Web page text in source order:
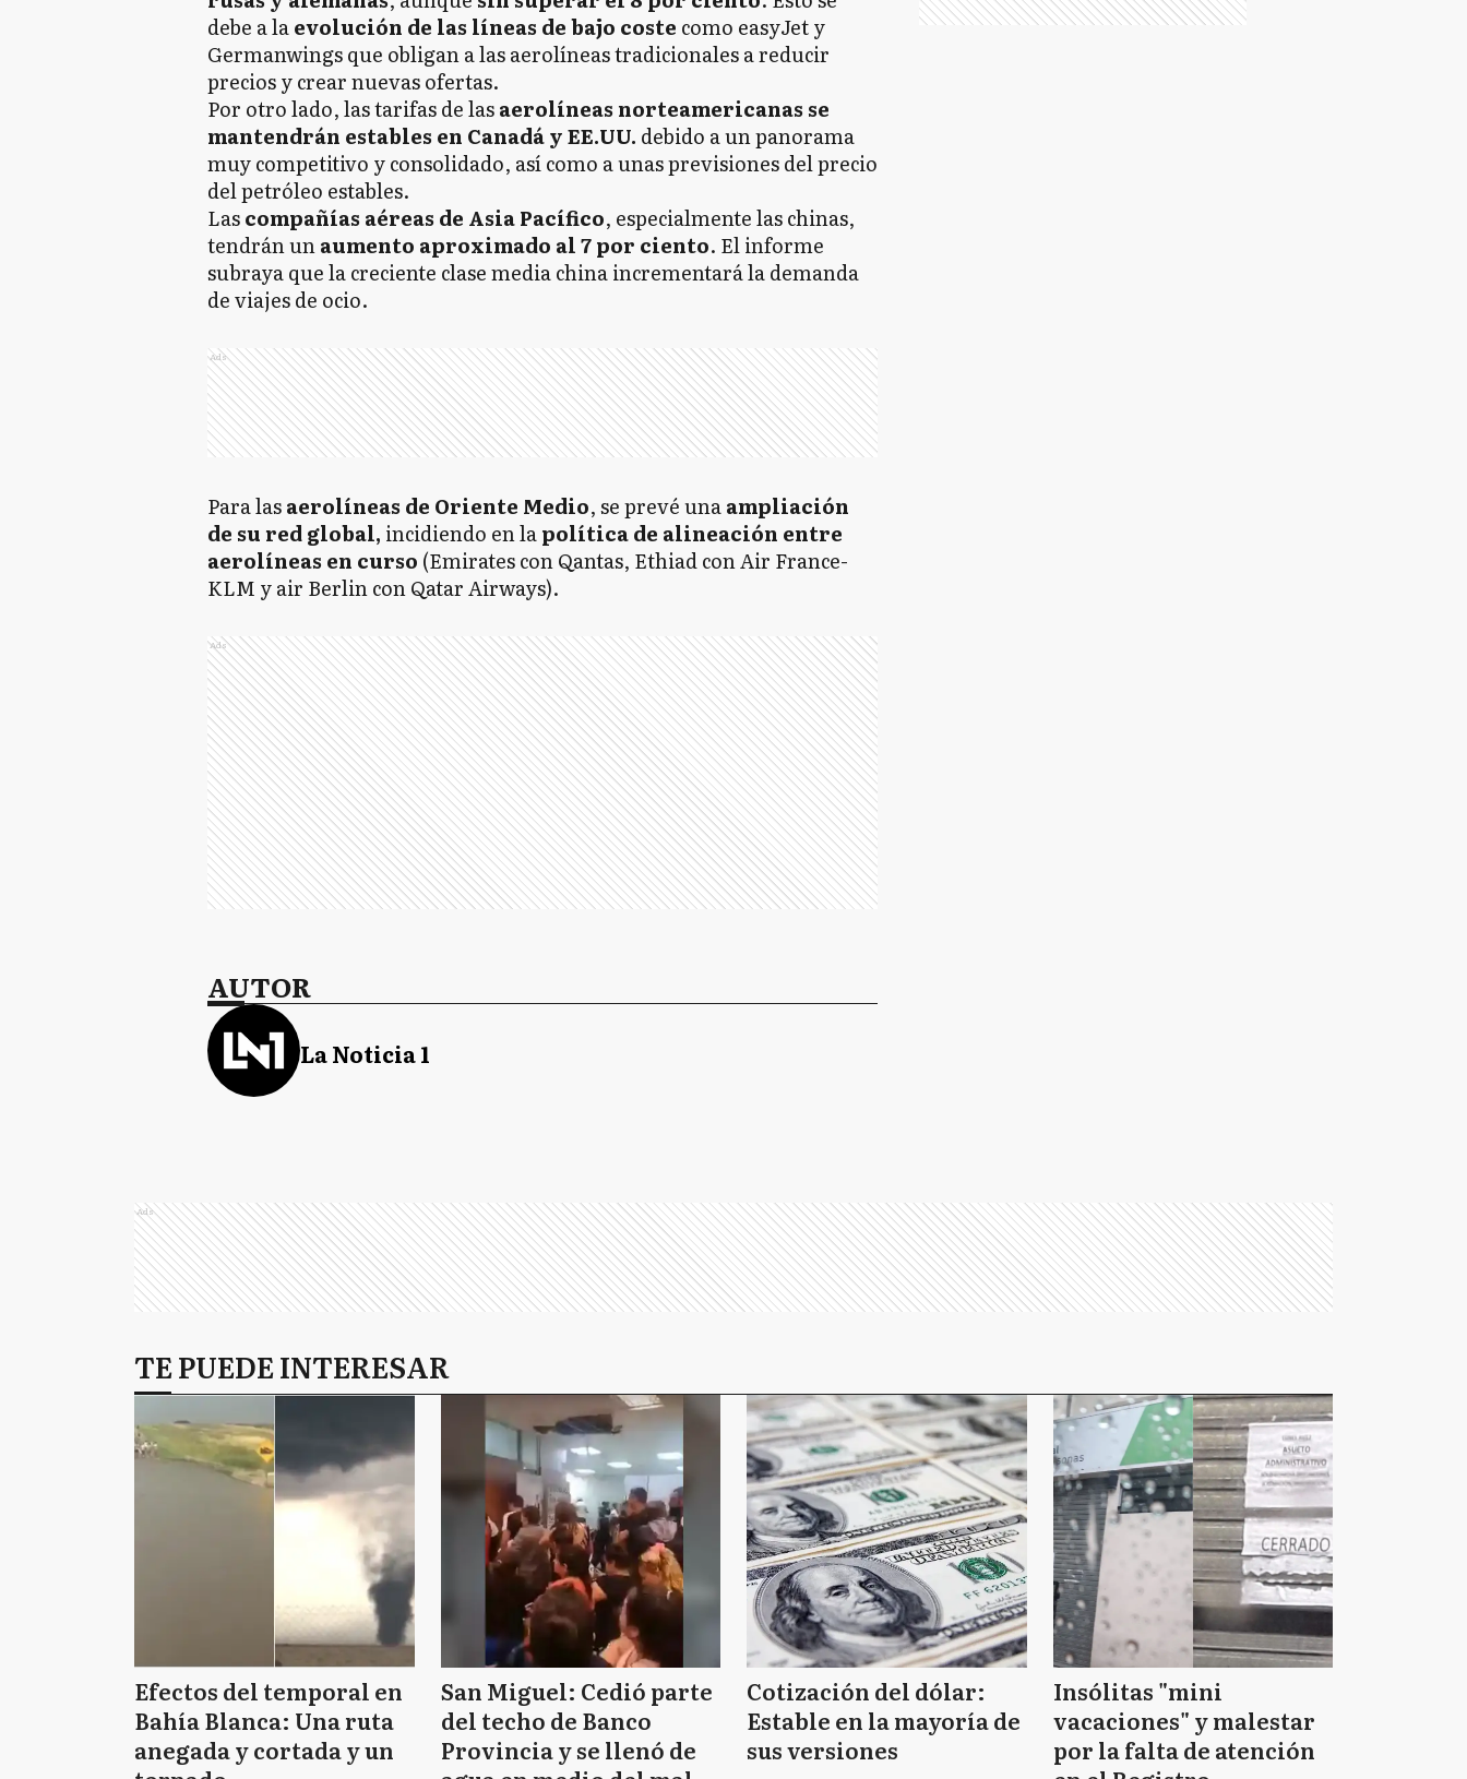
debe a laevolución de las líneas de bajo coste como easyJet y
Germanwings que obligan a las aerolíneas tradicionales a reducir
precios y crear nuevas ofertas.
Por otro lado, las tarifas de lasaerolíneas norteamericanas se
mantendrán estables en Canadá y EE.UU. debido a un panorama
muy competitivo y consolidado, así como a unas previsiones del precio
del petróleo estables.
Lascompañías aéreas de Asia Pacífico, especialmente las chinas,
tendrán unaumento aproximado al 7 por ciento. El informe
subraya que la creciente clase media china incrementará la demanda
de viajes de ocio.
Ads
Para lasaerolíneas de Oriente Medio, se prevé unaampliación
de su red global, incidiendo en lapolítica de alineación entre
aerolíneas en curso (Emirates con Qantas, Ethiad con Air France-
KLM y air Berlin con Qatar Airways).
Ads
AUTOR
La Noticia 1
Ads
TE PUEDE INTERESAR
Efectos del temporal en
Bahía Blanca: Una ruta
anegada y cortada y un
San Miguel: Cedió parte
del techo de Banco
Provincia y se llenó de
Cotización del dólar:
Estable en la mayoría de
sus versiones
Insólitas "mini
vacaciones" y malestar
por la falta de atención